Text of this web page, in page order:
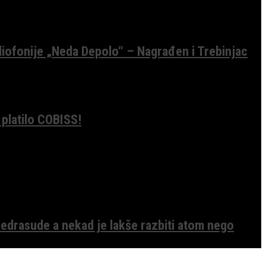
„Neda Depolo“ – Nagrađen i Trebinjac
COBISS!
a nekad je lakše razbiti atom nego